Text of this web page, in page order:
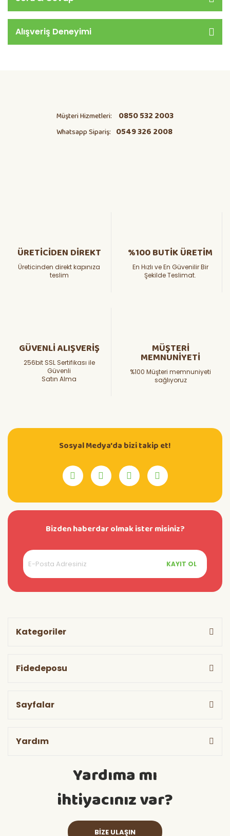
Alışveriş Deneyimi
Müşteri Hizmetleri: 0850 532 2003
Whatsapp Sipariş: 0549 326 2008
ÜRETİCİDEN DİREKT
Üreticinden direkt kapınıza
teslim
%100 BUTİK ÜRETİM
En Hızlı ve En Güvenilir Bir
Şekilde Teslimat.
GÜVENLİ ALIŞVERİŞ
256bit SSL Sertifikası ile
Güvenli
Satın Alma
MÜŞTERİ
MEMNUNİYETİ
%100 Müşteri memnuniyeti
sağlıyoruz
Sosyal Medya'da bizi takip et!
Bizden haberdar olmak ister misiniz?
KAYIT OL
Kategoriler
Fidedeposu
Sayfalar
Yardım
Yardıma mı
ihtiyacınız var?
BİZE ULAŞIN